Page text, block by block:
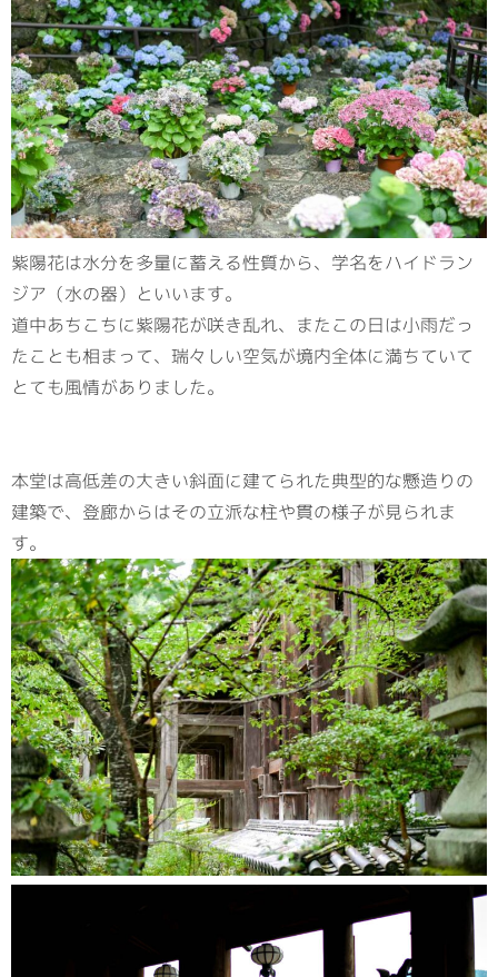
紫陽花は水分を多量に蓄える性質から、学名をハイドラン
ジア（水の器）といいます。
道中あちこちに紫陽花が咲き乱れ、またこの日は小雨だっ
たことも相まって、瑞々しい空気が境内全体に満ちていて
とても風情がありました。
本堂は高低差の大きい斜面に建てられた典型的な懸造りの
建築で、登廊からはその立派な柱や貫の様子が見られま
す。